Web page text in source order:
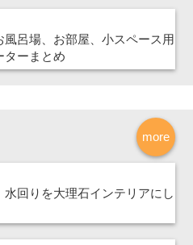
風呂場、お部屋、小スペース用
ターまとめ
more
水回りを大理石インテリアにし